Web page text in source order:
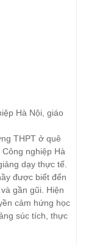
Hà Nội, giáo
THPT ở quê
nghiệp Hà
dạy thực tế.
được biết đến
gần gũi. Hiện
cảm hứng học
súc tích, thực